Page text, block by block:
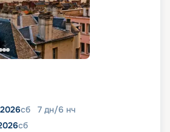
сб 7 дн/6 нч
сб